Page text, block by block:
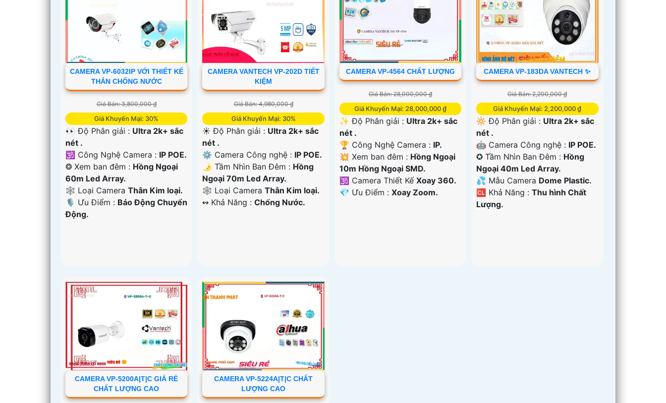
CAMERA VP-6032IP VỚI THIẾT KẾ
THÂN CHỐNG NƯỚC
Giá Bán: 3,800,000 ₫
Giá Khuyến Mại: 30%
👀 Độ Phân giải : Ultra 2k+ sắc
nét .
🕉️ Công Nghệ Camera : IP POE.
❂ Xem ban đêm : Hồng Ngoại
60m Led Array.
🕸️ Loại Camera Thân Kim loại.
️🎙 Ưu Điểm : Báo Động Chuyển
Động.
CAMERA VANTECH VP-202D TIẾT
KIỆM
Giá Bán: 4,980,000 ₫
Giá Khuyến Mại: 30%
☀️ Độ Phân giải : Ultra 2k+ sắc
nét .
⚙ Camera Công nghệ : IP POE.
🌛 Tầm Nhìn Ban Đêm : Hồng
Ngoại 70m Led Array.
🕸️ Loại CameraThân Kim loại.
️↭ Khả Năng :Chống Nước.
CAMERA VP-4564 CHẤT LƯỢNG
Giá Bán: 28,000,000 ₫
Giá Khuyến Mại: 28,000,000 ₫
✨ Độ Phân giải : Ultra 2k+ sắc
nét .
🏆 Công Nghệ Camera : IP.
💥 Xem ban đêm : Hồng Ngoại
10m Hồng Ngoại SMD.
🕉️ Camera Thiết Kế Xoay 360.
️💎 Ưu Điểm : Xoay Zoom.
CAMERA VP-183DA VANTECH ✨
Giá Bán: 2,200,000 ₫
Giá Khuyến Mại: 2,200,000 ₫
🔆 Độ Phân giải : Ultra 2k+ sắc
nét .
🤖️ Camera Công nghệ : IP POE.
✪ Tầm Nhìn Ban Đêm : Hồng
Ngoại 40m Led Array.
💦 Mẫu Camera Dome Plastic.
️🆑 Khả Năng :Thu hình Chất
Lượng.
CAMERA VP-5200A|T|C GIÁ RẺ
CHẤT LƯỢNG CAO
CAMERA VP-5224A|T|C CHẤT
LƯỢNG CAO